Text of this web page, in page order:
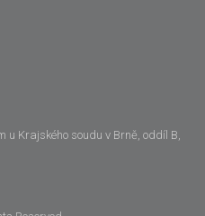
u Krajského soudu v Brně, oddíl B,